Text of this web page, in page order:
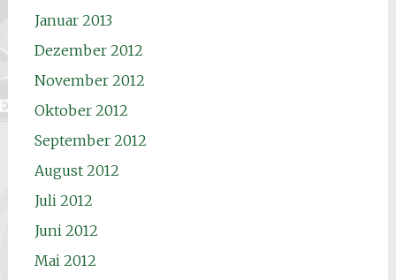
Januar 2013
Dezember 2012
November 2012
Oktober 2012
September 2012
August 2012
Juli 2012
Juni 2012
Mai 2012